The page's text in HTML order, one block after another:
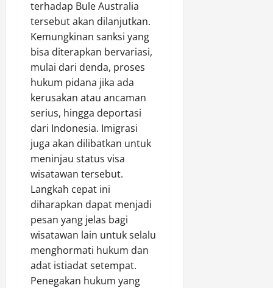
terhadap Bule Australia
tersebut akan dilanjutkan.
Kemungkinan sanksi yang
bisa diterapkan bervariasi,
mulai dari denda, proses
hukum pidana jika ada
kerusakan atau ancaman
serius, hingga deportasi
dari Indonesia. Imigrasi
juga akan dilibatkan untuk
meninjau status visa
wisatawan tersebut.
Langkah cepat ini
diharapkan dapat menjadi
pesan yang jelas bagi
wisatawan lain untuk selalu
menghormati hukum dan
adat istiadat setempat.
Penegakan hukum yang